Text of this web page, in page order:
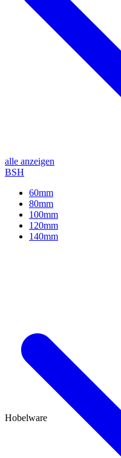
alle anzeigen
BSH
60mm
80mm
100mm
120mm
140mm
Hobelware